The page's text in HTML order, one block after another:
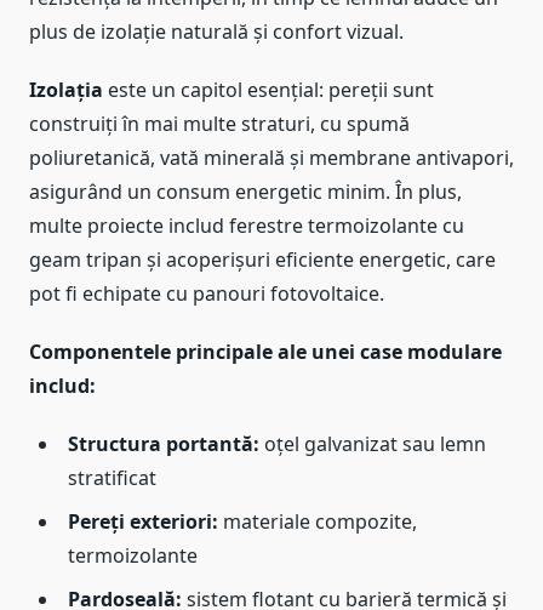
plus de izolație naturală și confort vizual.
Izolația este un capitol esențial: pereții sunt
construiți în mai multe straturi, cu spumă
poliuretanică, vată minerală și membrane antivapori,
asigurând un consum energetic minim. În plus,
multe proiecte includ ferestre termoizolante cu
geam tripan și acoperișuri eficiente energetic, care
pot fi echipate cu panouri fotovoltaice.
Componentele principale ale unei case modulare
includ:
Structura portantă: oțel galvanizat sau lemn
stratificat
Pereți exteriori: materiale compozite,
termoizolante
Pardoseală: sistem flotant cu barieră termică și